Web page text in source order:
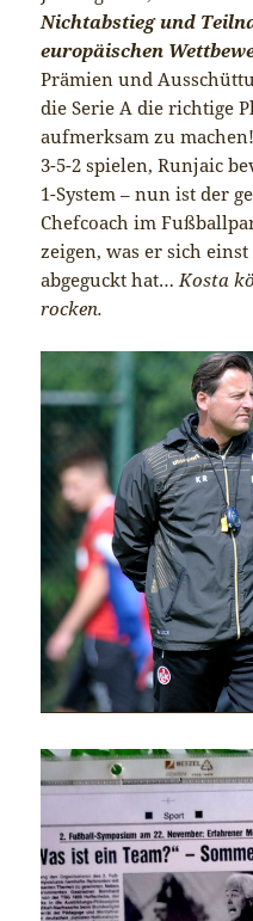
Nichtabstieg und
europäischen
Prämien und
die Serie A die richtige
aufmerksam zu
3-5-2 spielen, Runjaic
1-System – nun ist der
Chefcoach im
zeigen, was er sich
abgeguckt hat…Kosta
rocken.